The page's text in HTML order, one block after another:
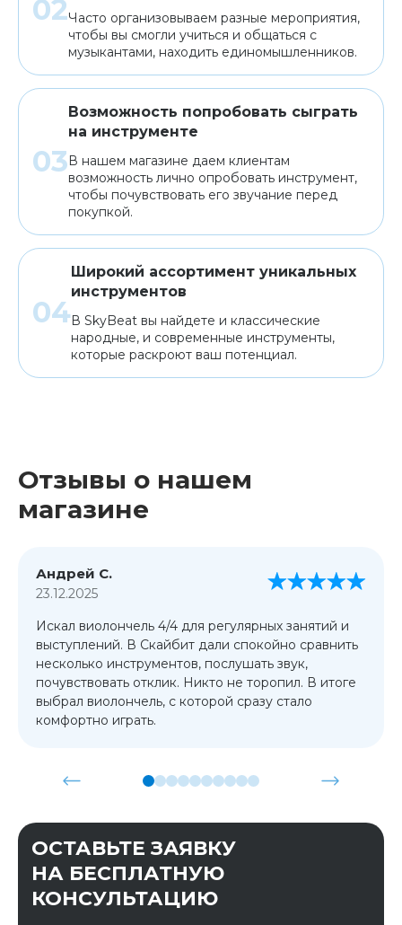
Часто организовываем разные мероприятия,
чтобы вы смогли учиться и общаться с
музыкантами, находить единомышленников.
Возможность попробовать сыграть
на инструменте
В нашем магазине даем клиентам
возможность лично опробовать инструмент,
чтобы почувствовать его звучание перед
покупкой.
Широкий ассортимент уникальных
инструментов
В SkyBeat вы найдете и классические
народные, и современные инструменты,
которые раскроют ваш потенциал.
Отзывы о нашем
магазине
Андрей С.
23.12.2025
Искал виолончель 4/4 для регулярных занятий и
выступлений. В Скайбит дали спокойно сравнить
несколько инструментов, послушать звук,
почувствовать отклик. Никто не торопил. В итоге
выбрал виолончель, с которой сразу стало
комфортно играть.
ОСТАВЬТЕ ЗАЯВКУ
НА БЕСПЛАТНУЮ
КОНСУЛЬТАЦИЮ